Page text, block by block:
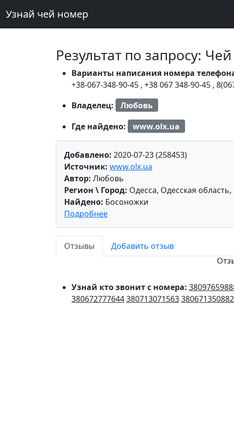
Узнай чей номер
Результат по запросу:
Варианты написания номера
+38-067-348-90-45 , +38 067 348-90-45 ,
Владелец:
Любовь
Где найдено:
www.olx.ua
Добавлено: 2020-07-23 (258453)
Источник: www.olx.ua
Автор: Любовь
Регион \ Город: Одесса, Одесская
Найдено: Босоножки
Подробнее
Отзывы
Добавить отзыв
Узнай кто звонит с номера:
380672777644380713071563380671350882